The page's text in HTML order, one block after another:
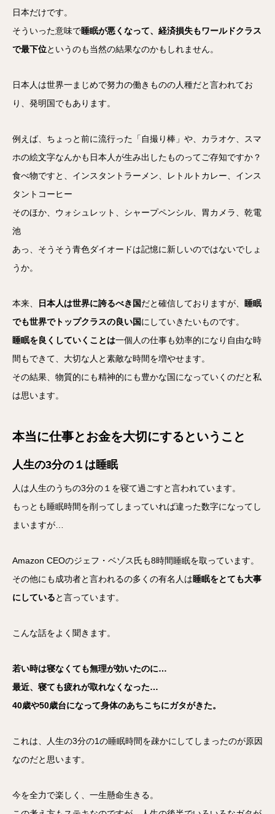
日本だけです。
そういった意味で睡眠が悪くなって、経済損失もワールドクラス
で最下位というのも当然の結果なのかもしれません。
日本人は世界一まじめで努力の働きものの人種だと言われてお
り、発明国でもあります。
例えば、ちょっと前に流行った「自撮り棒」や、カラオケ、スマ
ホの絵文字なんかも日本人が生み出したものってご存知ですか？
食べ物ですと、インスタントラーメン、レトルトカレー、インス
タントコーヒー
そのほか、ウォシュレット、シャープペンシル、胃カメラ、乾電
池
あっ、そうそう青色ダイオードは記憶に新しいのではないでしょ
うか。
本来、 日本人は世界に誇るべき国だと確信しておりますが、
睡眠
でも世界でトップクラスの良い国にしていきたいものです。
睡眠を良くしていくことは一個人の仕事も効率的になり自由な時
間もできて、大切な人と素敵な時間を増やせます。
その結果、物質的にも精神的にも豊かな国になっていくのだと私
は思います。
本当に仕事とお金を大切にするということ
人生の3分の１は睡眠
人は人生のうちの3分の１を寝て過ごすと言われています。
もっとも睡眠時間を削ってしまっていれば違った数字になってし
まいますが…
Amazon CEOのジェフ・ベゾス氏も8時間睡眠を取っています。
その他にも成功者と言われるの多くの有名人は睡眠をとても大事
にしていると言っています。
こんな話をよく聞きます。
若い時は寝なくても無理が効いたのに…
最近、寝ても疲れが取れなくなった…
40歳や50歳台になって身体のあちこちにガタがきた。
これは、人生の3分の1の睡眠時間を疎かにしてしまったのが原因
なのだと思います。
今を全力で楽しく、一生懸命生きる。